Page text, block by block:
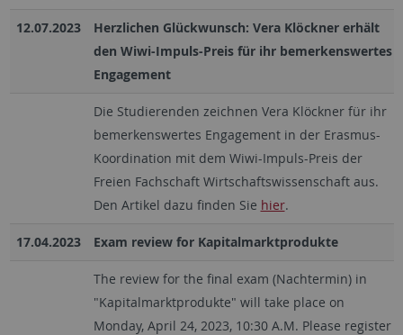
12.07.2023
Herzlichen Glückwunsch: Vera Klöckner erhält
den Wiwi-Impuls-Preis für ihr bemerkenswertes
Engagement
Die Studierenden zeichnen Vera Klöckner für ihr
bemerkenswertes Engagement in der Erasmus-
Koordination mit dem Wiwi-Impuls-Preis der
Freien Fachschaft Wirtschaftswissenschaft aus.
Den Artikel dazu finden Sie hier.
17.04.2023 Exam review for Kapitalmarktprodukte
The review for the final exam (Nachtermin) in
"Kapitalmarktprodukte" will take place on
Monday, April 24, 2023, 10:30 A.M. Please register